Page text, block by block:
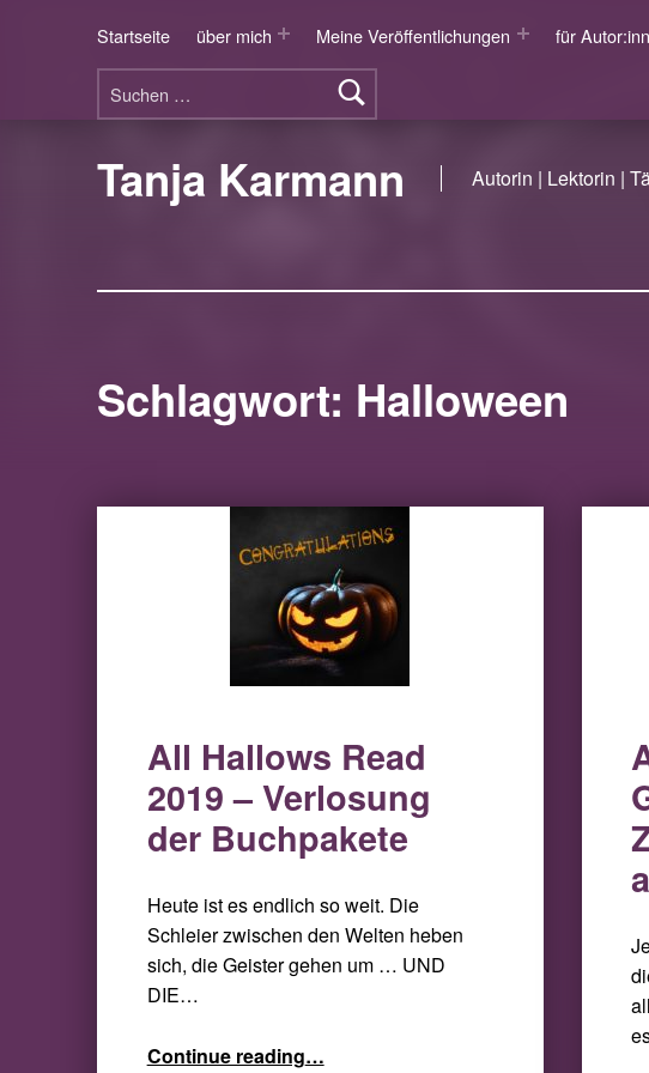
Suchen nach:
Startseite über mich Meine Veröffentlichungen für
Tanja Karmann Autorin | Lektorin |
Schlagwort: Halloween
All Hallows Read
2019 – Verlosung
der Buchpakete
Heute ist es endlich so weit. Die
Schleier zwischen den Welten heben
sich, die Geister gehen um … UND
DIE…
Continue reading“All Hallows Read 2019 – Verlosung der Buchpakete”
…